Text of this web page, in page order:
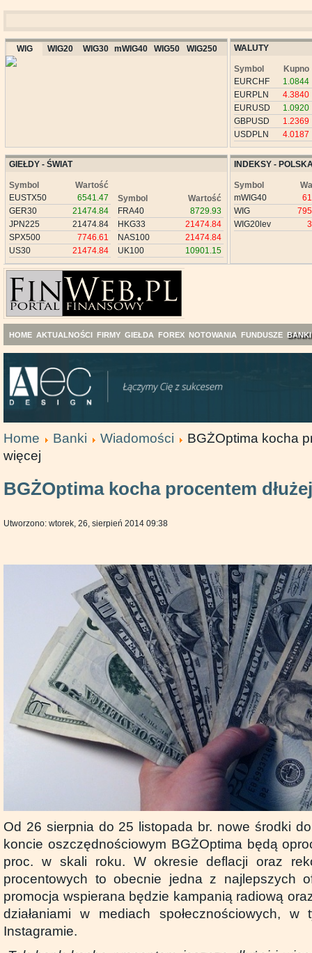
WIG WIG20 WIG30 mWIG40 WIG50 WIG250 WALUTY
Symbol
Kupno
EURCHF
1.0844
EURPLN
4.3840
EURUSD
1.0920
GBPUSD
1.2369
USDPLN
4.0187
GIEŁDY - ŚWIAT
Symbol
Wartość
EUSTX50
6541.47
GER30
21474.84
JPN225
21474.84
SPX500
7746.61
US30
21474.84
Symbol
Wartość
FRA40
8729.93
HKG33
21474.84
NAS100
21474.84
UK100
10901.15
INDEKSY -
Symbol
mWIG40
WIG
WIG20lev
HOME AKTUALNOŚCI FIRMY GIEŁDA FOREX NOTOWANIA FUNDUSZE BANKI
Home Banki Wiadomości
BGŻOptima kocha
więcej
BGŻOptima kocha procentem
Utworzono: wtorek, 26, sierpień 2014 09:38
Od 26 sierpnia do 25 listopada br. nowe środki
koncie oszczędnościowym BGŻOptima będą
proc. w skali roku. W okresie deflacji oraz
procentowych to obecnie jedna z najlepszych
promocja wspierana będzie kampanią radiową
działaniami w mediach społecznościowych,
Instagramie.